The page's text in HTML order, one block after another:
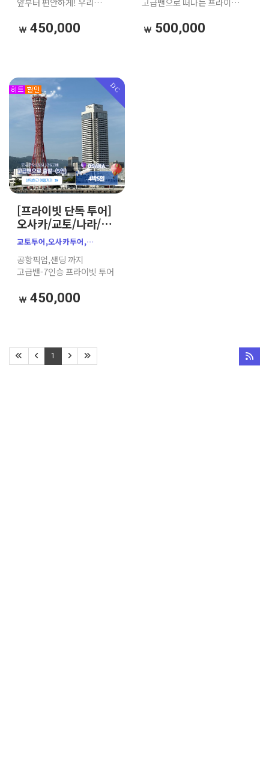
동대사,도다이지,이월당,
오사카가족여행,나라1일투어,
타고 떠나는 나라 프라이빗
단독 차량 투어입니다.
사슴들까지 대중교통
스트레스 없이 프라이빗하게
즐겨보세요. (가족/부모님
동반 여행 강력 추천)
450,000 500,000
DC
[프라이빗 단독 투어]
오사카/교토/나라/
고베 가족여행 추천
(공항 픽업·샌딩
+맞춤 코스 가능)
교토투어,오사카투어,
나라투어,고베투어,오사카
프라이빗 투어, 맞춤 투어
공항픽업,샌딩 까지
고급밴-7인승 프라이빗 투어
450,000
1